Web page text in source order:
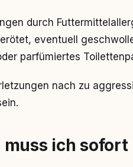
durch
eventuell
parfümiertes
nach zu
muss ich